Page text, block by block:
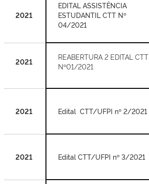
2021
EDITAL ASSISTÊNCIA
ESTUDANTIL CTT Nº
04/2021
2021
REABERTURA 2 EDITAL CTT
Nº01/2021
2021 Edital CTT/UFPI nº 2/2021
2021 Edital CTT/UFPI nº 3/2021